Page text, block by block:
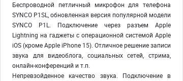
Беспроводной петличный микрофон для телефона
SYNCO P1SL, обновленная версия популярной модели
SYNCO P1L. Подключение через разъем Apple
Lightning на гаджеты с операционной системой Apple
iOS (кроме Apple iPhone 15). Отличное решение записи
звука для видеоблога, социальных сетей, стрима,
онлайн-конференций и т.п.
Непревзойденное качество звука. Подключение в